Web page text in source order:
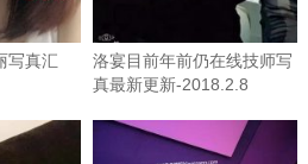
写真汇
洛宴目前年前仍在线技师写
真最新更新-2018.2.8